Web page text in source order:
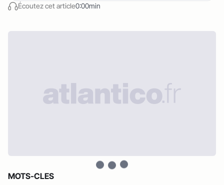
Écoutez cet article0:00min
MOTS-CLES